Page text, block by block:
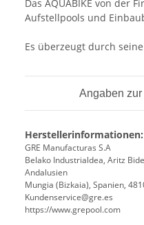
Das AQUABIKE von der
Aufstellpools und
Es überzeugt durch
Angaben
Herstellerinformationen:
GRE Manufacturas S.A
Belako Industrialdea, Aritz
Andalusien
Mungia (Bizkaia), Spanien,
Kundenservice@gre.es
https://www.grepool.com